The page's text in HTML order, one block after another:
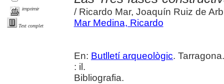
imprimir
Text complet
/ Ricardo Mar, Joaquín Ruiz de
Mar Medina, Ricardo
En: Butlletí arqueològic.
: il.
Bibliografia.